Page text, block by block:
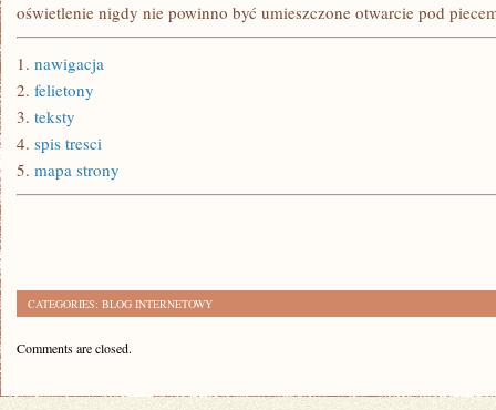
oświetlenie nigdy nie powinno być umieszczone otwarcie pod
1. nawigacja
2. felietony
3. teksty
4. spis tresci
5. mapa strony
CATEGORIES: BLOG INTERNETOWY
Comments are closed.